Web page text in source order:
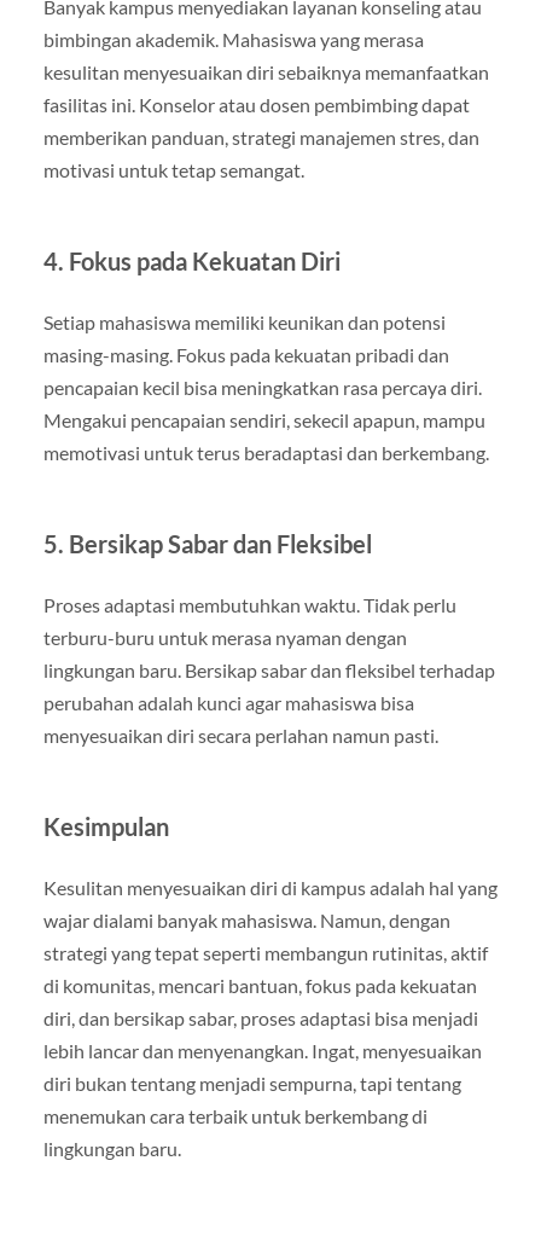
Banyak kampus menyediakan layanan konseling atau
bimbingan akademik. Mahasiswa yang merasa
kesulitan menyesuaikan diri sebaiknya memanfaatkan
fasilitas ini. Konselor atau dosen pembimbing dapat
memberikan panduan, strategi manajemen stres, dan
motivasi untuk tetap semangat.
4. Fokus pada Kekuatan Diri
Setiap mahasiswa memiliki keunikan dan potensi
masing-masing. Fokus pada kekuatan pribadi dan
pencapaian kecil bisa meningkatkan rasa percaya diri.
Mengakui pencapaian sendiri, sekecil apapun, mampu
memotivasi untuk terus beradaptasi dan berkembang.
5. Bersikap Sabar dan Fleksibel
Proses adaptasi membutuhkan waktu. Tidak perlu
terburu-buru untuk merasa nyaman dengan
lingkungan baru. Bersikap sabar dan fleksibel terhadap
perubahan adalah kunci agar mahasiswa bisa
menyesuaikan diri secara perlahan namun pasti.
Kesimpulan
Kesulitan menyesuaikan diri di kampus adalah hal yang
wajar dialami banyak mahasiswa. Namun, dengan
strategi yang tepat seperti membangun rutinitas, aktif
di komunitas, mencari bantuan, fokus pada kekuatan
diri, dan bersikap sabar, proses adaptasi bisa menjadi
lebih lancar dan menyenangkan. Ingat, menyesuaikan
diri bukan tentang menjadi sempurna, tapi tentang
menemukan cara terbaik untuk berkembang di
lingkungan baru.